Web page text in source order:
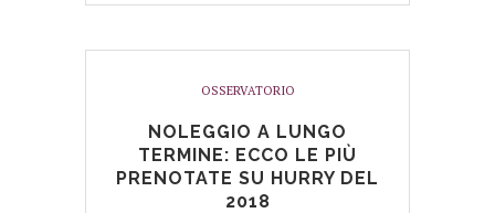
OSSERVATORIO
NOLEGGIO A LUNGO
TERMINE: ECCO LE PIÙ
PRENOTATE SU HURRY DEL
2018